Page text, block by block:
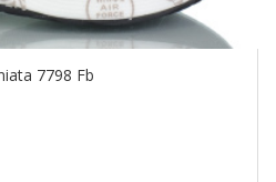
7798 Fb